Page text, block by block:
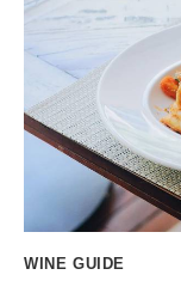
WINE GUIDE